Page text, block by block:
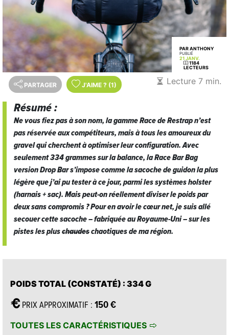
PAR ANTHONY
PUBLIÉ
21 JANV.
1184
LECTEURS
PARTAGER J'AIME ? (1) Lecture 7 min.
Résumé :
Ne vous fiez pas à son nom, la gammeRacede Restrap n’est
pas réservée aux compétiteurs, mais à tous les amoureux du
gravel qui cherchent à optimiser leur configuration. Avec
seulement 334 grammes sur la balance, laRace Bar Bag
versionDrop Bars’impose comme la sacoche de guidon la plus
légère que j’ai pu tester à ce jour, parmi les systèmesholster
(harnais + sac). Mais peut-on réellement diviser le poids par
deux sans compromis ? Pour en avoir le cœur net, je suis allé
secouer cette sacoche – fabriquée au Royaume-Uni – sur les
pistes les pluschaudeschaotiques de ma région.
POIDS TOTAL (CONSTATÉ) : 334 G
PRIX APPROXIMATIF : 150 €
TOUTES LES CARACTÉRISTIQUES